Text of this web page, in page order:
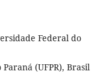
Federal do
(UFPR), Brasil